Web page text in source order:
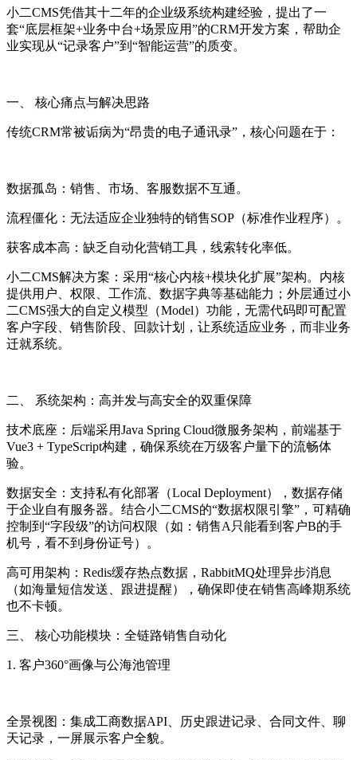
小二CMS凭借其十二年的企业级系统构建经验，提出了一
套“底层框架+业务中台+场景应用”的CRM开发方案，帮助企
业实现从“记录客户”到“智能运营”的质变。
一、 核心痛点与解决思路
传统CRM常被诟病为“昂贵的电子通讯录”，核心问题在于：
数据孤岛：销售、市场、客服数据不互通。
流程僵化：无法适应企业独特的销售SOP（标准作业程序）。
获客成本高：缺乏自动化营销工具，线索转化率低。
小二CMS解决方案：采用“核心内核+模块化扩展”架构。内核
提供用户、权限、工作流、数据字典等基础能力；外层通过小
二CMS强大的自定义模型（Model）功能，无需代码即可配置
客户字段、销售阶段、回款计划，让系统适应业务，而非业务
迁就系统。
二、 系统架构：高并发与高安全的双重保障
技术底座：后端采用Java Spring Cloud微服务架构，前端基于
Vue3 + TypeScript构建，确保系统在万级客户量下的流畅体
验。
数据安全：支持私有化部署（Local Deployment），数据存储
于企业自有服务器。结合小二CMS的“数据权限引擎”，可精确
控制到“字段级”的访问权限（如：销售A只能看到客户B的手
机号，看不到身份证号）。
高可用架构：Redis缓存热点数据，RabbitMQ处理异步消息
（如海量短信发送、跟进提醒），确保即使在销售高峰期系统
也不卡顿。
三、 核心功能模块：全链路销售自动化
1. 客户360°画像与公海池管理
全景视图：集成工商数据API、历史跟进记录、合同文件、聊
天记录，一屏展示客户全貌。